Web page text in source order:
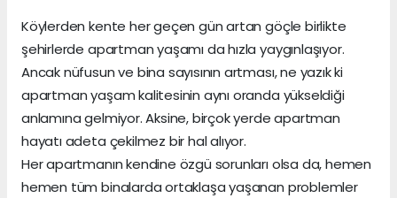
Köylerden kente her geçen gün artan göçle birlikte
şehirlerde apartman yaşamı da hızla yaygınlaşıyor.
Ancak nüfusun ve bina sayısının artması, ne yazık ki
apartman yaşam kalitesinin aynı oranda yükseldiği
anlamına gelmiyor. Aksine, birçok yerde apartman
hayatı adeta çekilmez bir hal alıyor.
Her apartmanın kendine özgü sorunları olsa da, hemen
hemen tüm binalarda ortaklaşa yaşanan problemler